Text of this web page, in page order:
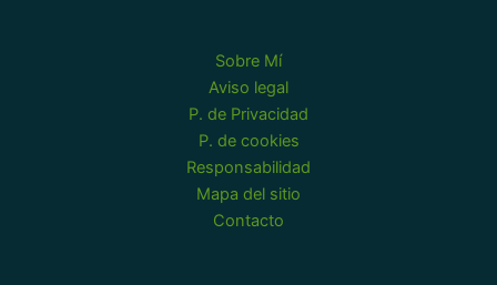
Sobre Mí
Aviso legal
P. de Privacidad
P. de cookies
Responsabilidad
Mapa del sitio
Contacto